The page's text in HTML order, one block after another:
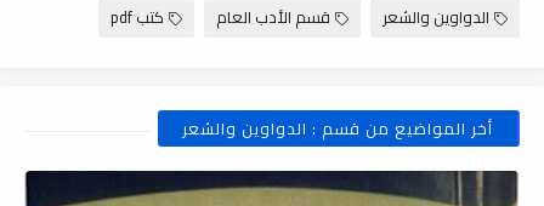
الدواوين والشعر قسم الأدب العام كتب pdf
أخر المواضيع من قسم : الدواوين والشعر